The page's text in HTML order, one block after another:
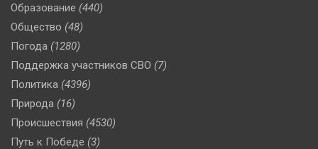
Образование (440)
Общество (48)
Погода (1280)
Поддержка участников СВО (7)
Политика (4396)
Природа (16)
Происшествия (4530)
Путь к Победе (3)